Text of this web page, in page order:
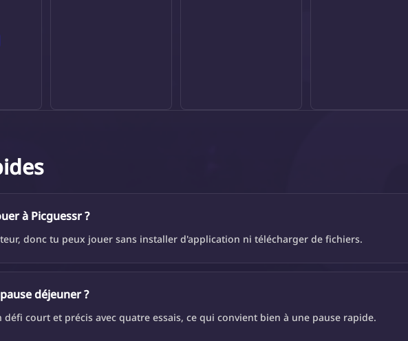
à Picguessr ?
donc tu peux jouer sans installer d'application ni télécharger de fichiers.
déjeuner ?
court et précis avec quatre essais, ce qui convient bien à une pause rapide.